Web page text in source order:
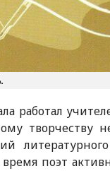
работал
творчеству
поэт